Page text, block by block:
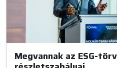
Megvannak az ESG-